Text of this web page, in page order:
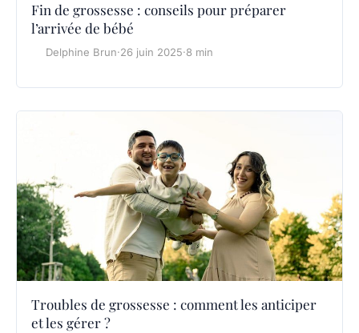
Fin de grossesse : conseils pour préparer
l’arrivée de bébé
Delphine Brun·26 juin 2025·8 min
Troubles de grossesse : comment les anticiper
et les gérer ?